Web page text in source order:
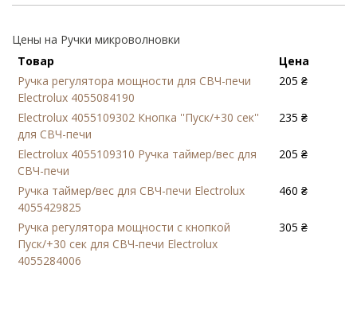
Цены на Ручки микроволновки
Товар
Цена
Ручка регулятора мощности для СВЧ-печи
Electrolux 4055084190
205 ₴
Electrolux 4055109302 Кнопка ''Пуск/+30 сек''
для СВЧ-печи
235 ₴
Electrolux 4055109310 Ручка таймер/вес для
СВЧ-печи
205 ₴
Ручка таймер/вес для СВЧ-печи Electrolux
4055429825
460 ₴
Ручка регулятора мощности с кнопкой
Пуск/+30 сек для СВЧ-печи Electrolux
4055284006
305 ₴